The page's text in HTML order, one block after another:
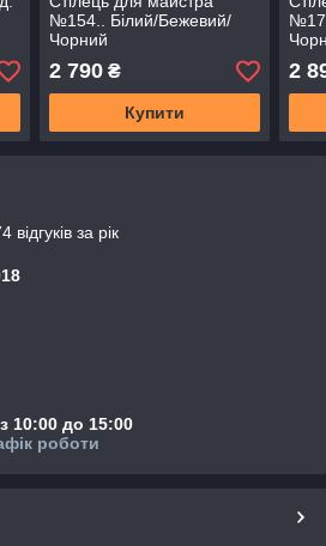
№154.. Білий/Бежевий/
Чорний
2 790₴
Купити
2
за рік
10:00 до 15:00
роботи